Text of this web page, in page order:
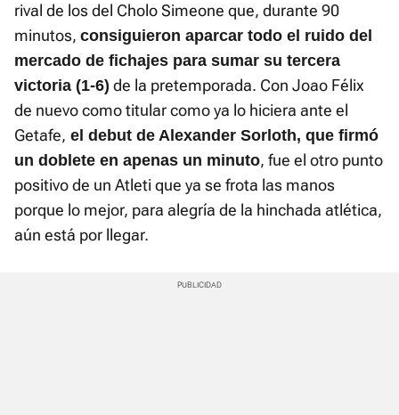
rival de los del Cholo Simeone que, durante 90
minutos, consiguieron aparcar todo el ruido del
mercado de fichajes para sumar su tercera
victoria (1-6) de la pretemporada. Con Joao Félix
de nuevo como titular como ya lo hiciera ante el
Getafe, el debut de Alexander Sorloth, que firmó
un doblete en apenas un minuto, fue el otro punto
positivo de un Atleti que ya se frota las manos
porque lo mejor, para alegría de la hinchada atlética,
aún está por llegar.